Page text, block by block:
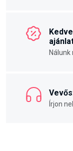
Írjon